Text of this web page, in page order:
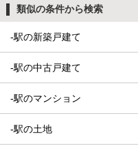
類似の条件から検索
-駅の新築戸建て
-駅の中古戸建て
-駅のマンション
-駅の土地